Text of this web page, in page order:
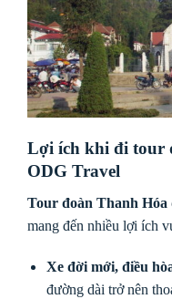
Lợi ích khi đi tour
ODG Travel
Tour đoàn Thanh Hóa
mang đến nhiều lợi ích
Xe đời mới, điều
đường dài trở nên